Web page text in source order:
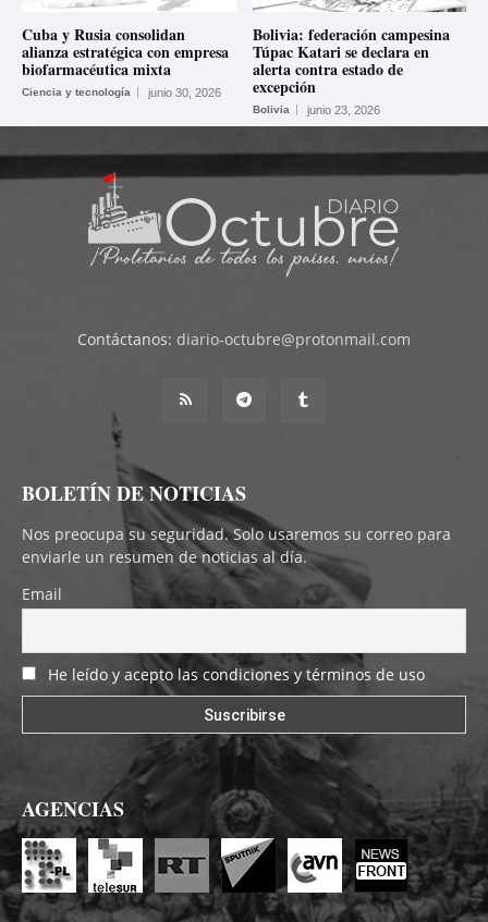
Cuba y Rusia consolidan
alianza estratégica con empresa
biofarmacéutica mixta
Ciencia y tecnología junio 30, 2026
Bolivia: federación campesina
Túpac Katari se declara en
alerta contra estado de
excepción
Bolivia junio 23, 2026
Contáctanos: diario-octubre@protonmail.com
BOLETÍN DE NOTICIAS
Nos preocupa su seguridad. Solo usaremos su correo para
enviarle un resumen de noticias al día.
Email
He leído y acepto las condiciones y términos de uso
AGENCIAS